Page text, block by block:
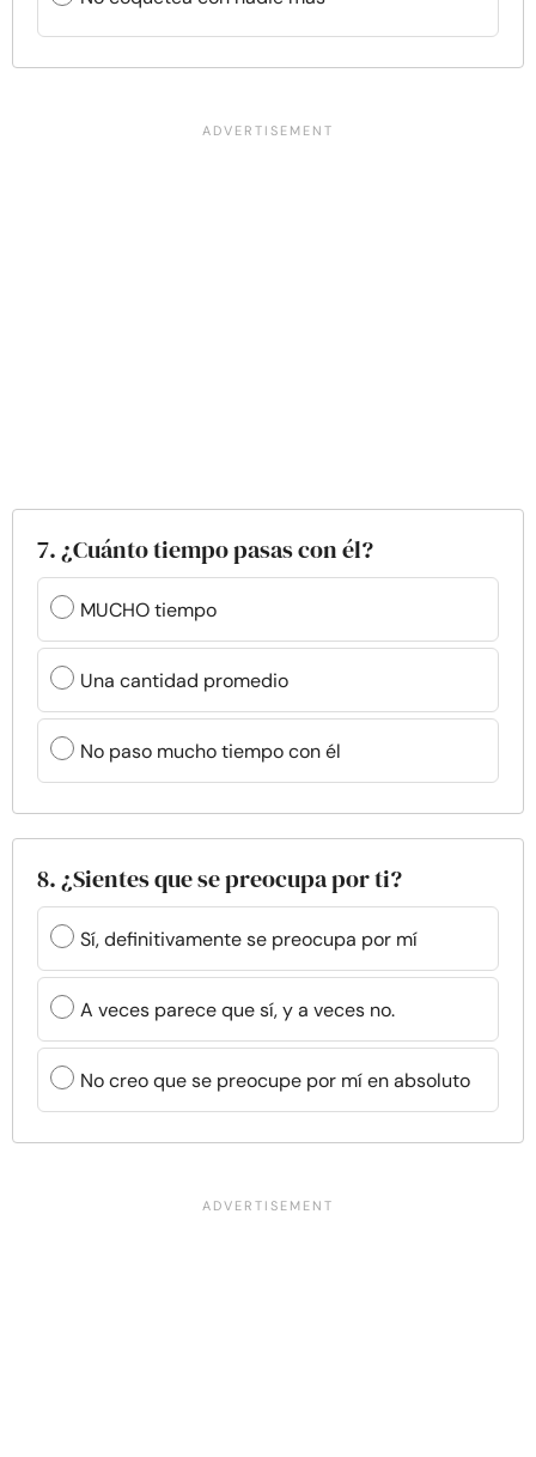
7. ¿Cuánto tiempo pasas con él?
MUCHO tiempo
Una cantidad promedio
No paso mucho tiempo con él
8. ¿Sientes que se preocupa por ti?
Sí, definitivamente se preocupa por mí
A veces parece que sí, y a veces no.
No creo que se preocupe por mí en absoluto